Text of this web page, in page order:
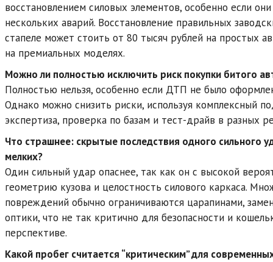
восстановлением силовых элементов, особенно если
нескольких аварий. Восстановление правильных
стапеле может стоить от 80 тысяч рублей на простых
на премиальных моделях.
Можно ли полностью исключить риск покупки битого
Полностью нельзя, особенно если ДТП не было
Однако можно снизить риски, используя комплексный
экспертиза, проверка по базам и тест-драйв в разных
Что страшнее: скрытые последствия одного сильного
мелких?
Один сильный удар опаснее, так как он с высокой
геометрию кузова и целостность силового каркаса.
повреждений обычно ограничиваются царапинами,
оптики, что не так критично для безопасности и
перспективе.
Какой пробег считается “критическим” для